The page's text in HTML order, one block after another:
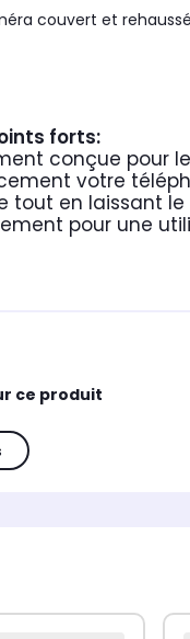
couvert et
forts:
conçue pour le
votre
tout en laissant le
pour une
ce produit